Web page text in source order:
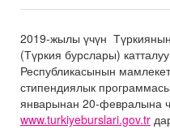
2019-жылы үчүн
(Түркия бурслары)
Республикасынын
стипендиялык
январынан 20-февралына
www.turkiyeburslari.gov.tr